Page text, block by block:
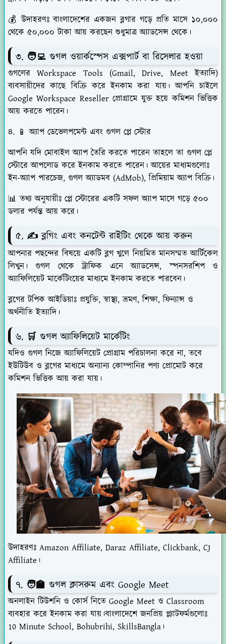
💰 উদাহরণঃ বাংলাদেশের একজন ব্লগার গড়ে প্রতি মাসে ১০,০০০
থেকে ৫০,০০০ টাকা আয় করছেন শুধুমাত্র অ্যাডসেন্স থেকে।
৩. 🧑‍💻 গুগল ওয়ার্কস্পেস এক্সপার্ট বা রিসেলার হওয়া
গুগলের Workspace Tools (Gmail, Drive, Meet ইত্যাদি)
ব্যবসায়ীদের কাছে বিক্রি করে ইনকাম করা যায়। আপনি চাইলে
Google Workspace Reseller প্রোগ্রামে যুক্ত হয়ে কমিশন ভিত্তিক
আয় করতে পারেন।
৪. 📱অ্যাপ ডেভেলপমেন্ট এবং গুগল প্লে স্টোর
আপনি যদি মোবাইল অ্যাপ তৈরি করতে পারেন তাহলে তা গুগল প্লে
স্টোরে আপলোড করে ইনকাম করতে পারেন। আয়ের মাধ্যমগুলোঃ
ইন-অ্যাপ পারচেজ, গুগল অ্যাডমব (AdMob), প্রিমিয়াম অ্যাপ বিক্রি।
📊 তথ্য অনুযায়ীঃ প্লে স্টোরের একটি সফল অ্যাপ মাসে গড়ে ৫০০
ডলার পর্যন্ত আয় করে।
৫. ✍️ ব্লগিং এবং কনটেন্ট রাইটিং থেকে আয় করুন
আপনার পছন্দের বিষয়ে একটি ব্লগ খুলে নিয়মিত মানসম্মত আর্টিকেল
লিখুন। গুগল থেকে ট্রাফিক এনে অ্যাডসেন্স, স্পনসরশিপ ও
অ্যাফিলিয়েট মার্কেটিংয়ের মাধ্যমে ইনকাম করতে পারবেন।
ব্লগের টপিক আইডিয়াঃ প্রযুক্তি, স্বাস্থ্য, ভ্রমণ, শিক্ষা, ফিন্যান্স ও
অর্থনীতি ইত্যাদি।
৬. 🛒 গুগল অ্যাফিলিয়েট মার্কেটিং
যদিও গুগল নিজে অ্যাফিলিয়েট প্রোগ্রাম পরিচালনা করে না, তবে
ইউটিউব ও ব্লগের মাধ্যমে অন্যান্য কোম্পানির পণ্য প্রোমোট করে
কমিশন ভিত্তিক আয় করা যায়।
উদাহরণঃ Amazon Affiliate, Daraz Affiliate, Clickbank, CJ
Affiliate।
৭. 🧑‍🏫 গুগল ক্লাসরুম এবং Google Meet
অনলাইন টিউশনি ও কোর্স নিতে Google Meet ও Classroom
ব্যবহার করে ইনকাম করা যায়।বাংলাদেশে জনপ্রিয় প্ল্যাটফর্মগুলোঃ
10 Minute School, Bohubrihi, SkillsBangla।